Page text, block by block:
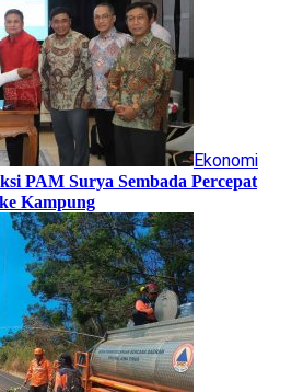
Ekonomi
PAM Surya Sembada Percepat
Kampung